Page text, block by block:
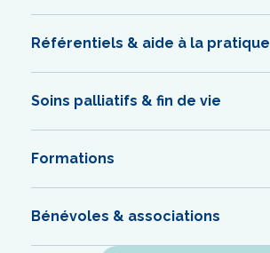
Référentiels & aide à la pratique
Soins palliatifs & fin de vie
Formations
Bénévoles & associations